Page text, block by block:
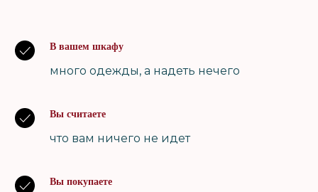
В вашем шкафу
много одежды, а надеть нечего
Вы считаете
что вам ничего не идет
Вы покупаете